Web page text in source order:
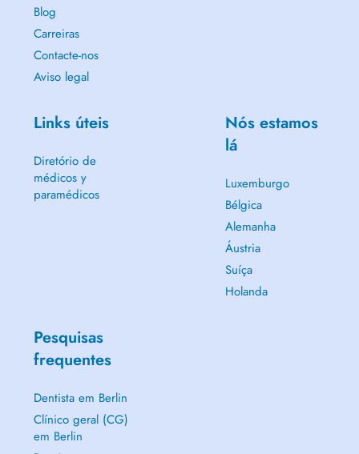
Blog
Carreiras
Contacte-nos
Aviso legal
Links úteis
Diretório de
médicos y
paramédicos
Nós estamos
lá
Luxemburgo
Bélgica
Alemanha
Áustria
Suíça
Holanda
Pesquisas
frequentes
Dentista em Berlin
Clínico geral (CG)
em Berlin